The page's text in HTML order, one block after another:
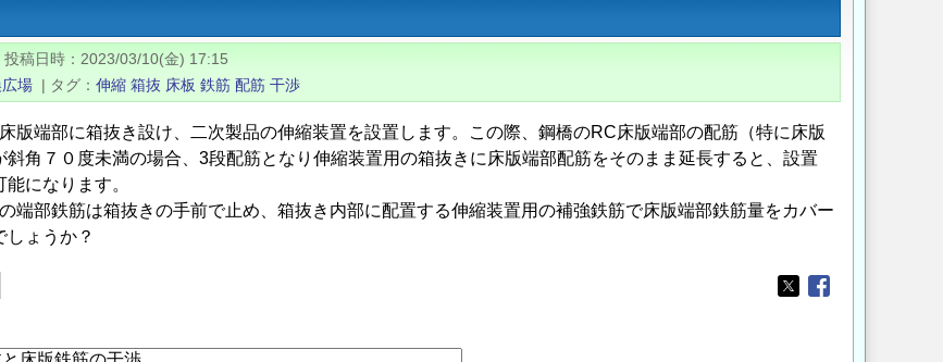
投稿日時
2023/03/10(金) 17:15
場 | タグ 伸縮 箱抜 床板 鉄筋 配筋 干渉
版端部に箱抜き設け、二次製品の伸縮装置を設置します。この際、鋼橋のRC床版端部の配筋（特に床版
斜角７０度未満の場合、3段配筋となり伸縮装置用の箱抜きに床版端部配筋をそのまま延長すると、設置
になります。
端部鉄筋は箱抜きの手前で止め、箱抜き内部に配置する伸縮装置用の補強鉄筋で床版端部鉄筋量をカバー
しょうか？
Opens in a new
Opens in a new